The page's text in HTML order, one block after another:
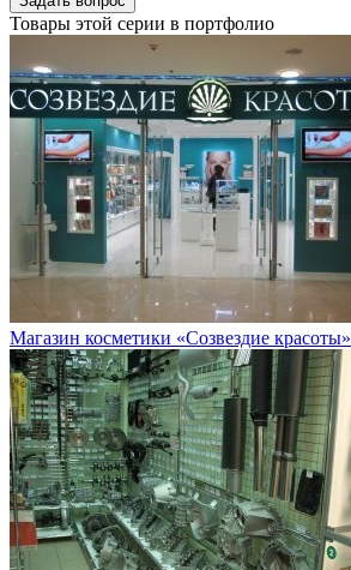
Товары этой серии в портфолио
Магазин косметики «Созвездие красоты»